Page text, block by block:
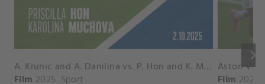
keyboard_arrow_right
A. Krunic and A. Danilina vs. P. Hon and K. Muchova Match Highlights - BEIJING_Capital Group Diamond ( October 02, 2025)
Film 2025 Sport Film 2026